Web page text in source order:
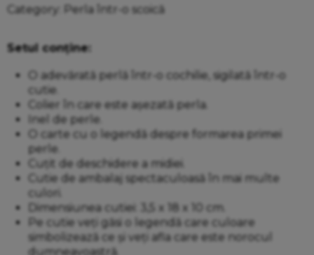
Category:
Perla într-o scoică
Setul conține:
O adevărată perlă într-o cochilie, sigilată într-o
cutie.
Colier în care este așezată perla.
Inel de perle.
O carte cu o legendă despre formarea primei
perle.
Cuțit de deschidere a midiei.
Cutie de ambalaj spectaculoasă în mai multe
culori.
Dimensiunea cutiei: 3,5 x 18 x 10 cm.
Pe cutie veți găsi o legendă care culoare
simbolizează ce și veți afla care este norocul
dumneavoastră.